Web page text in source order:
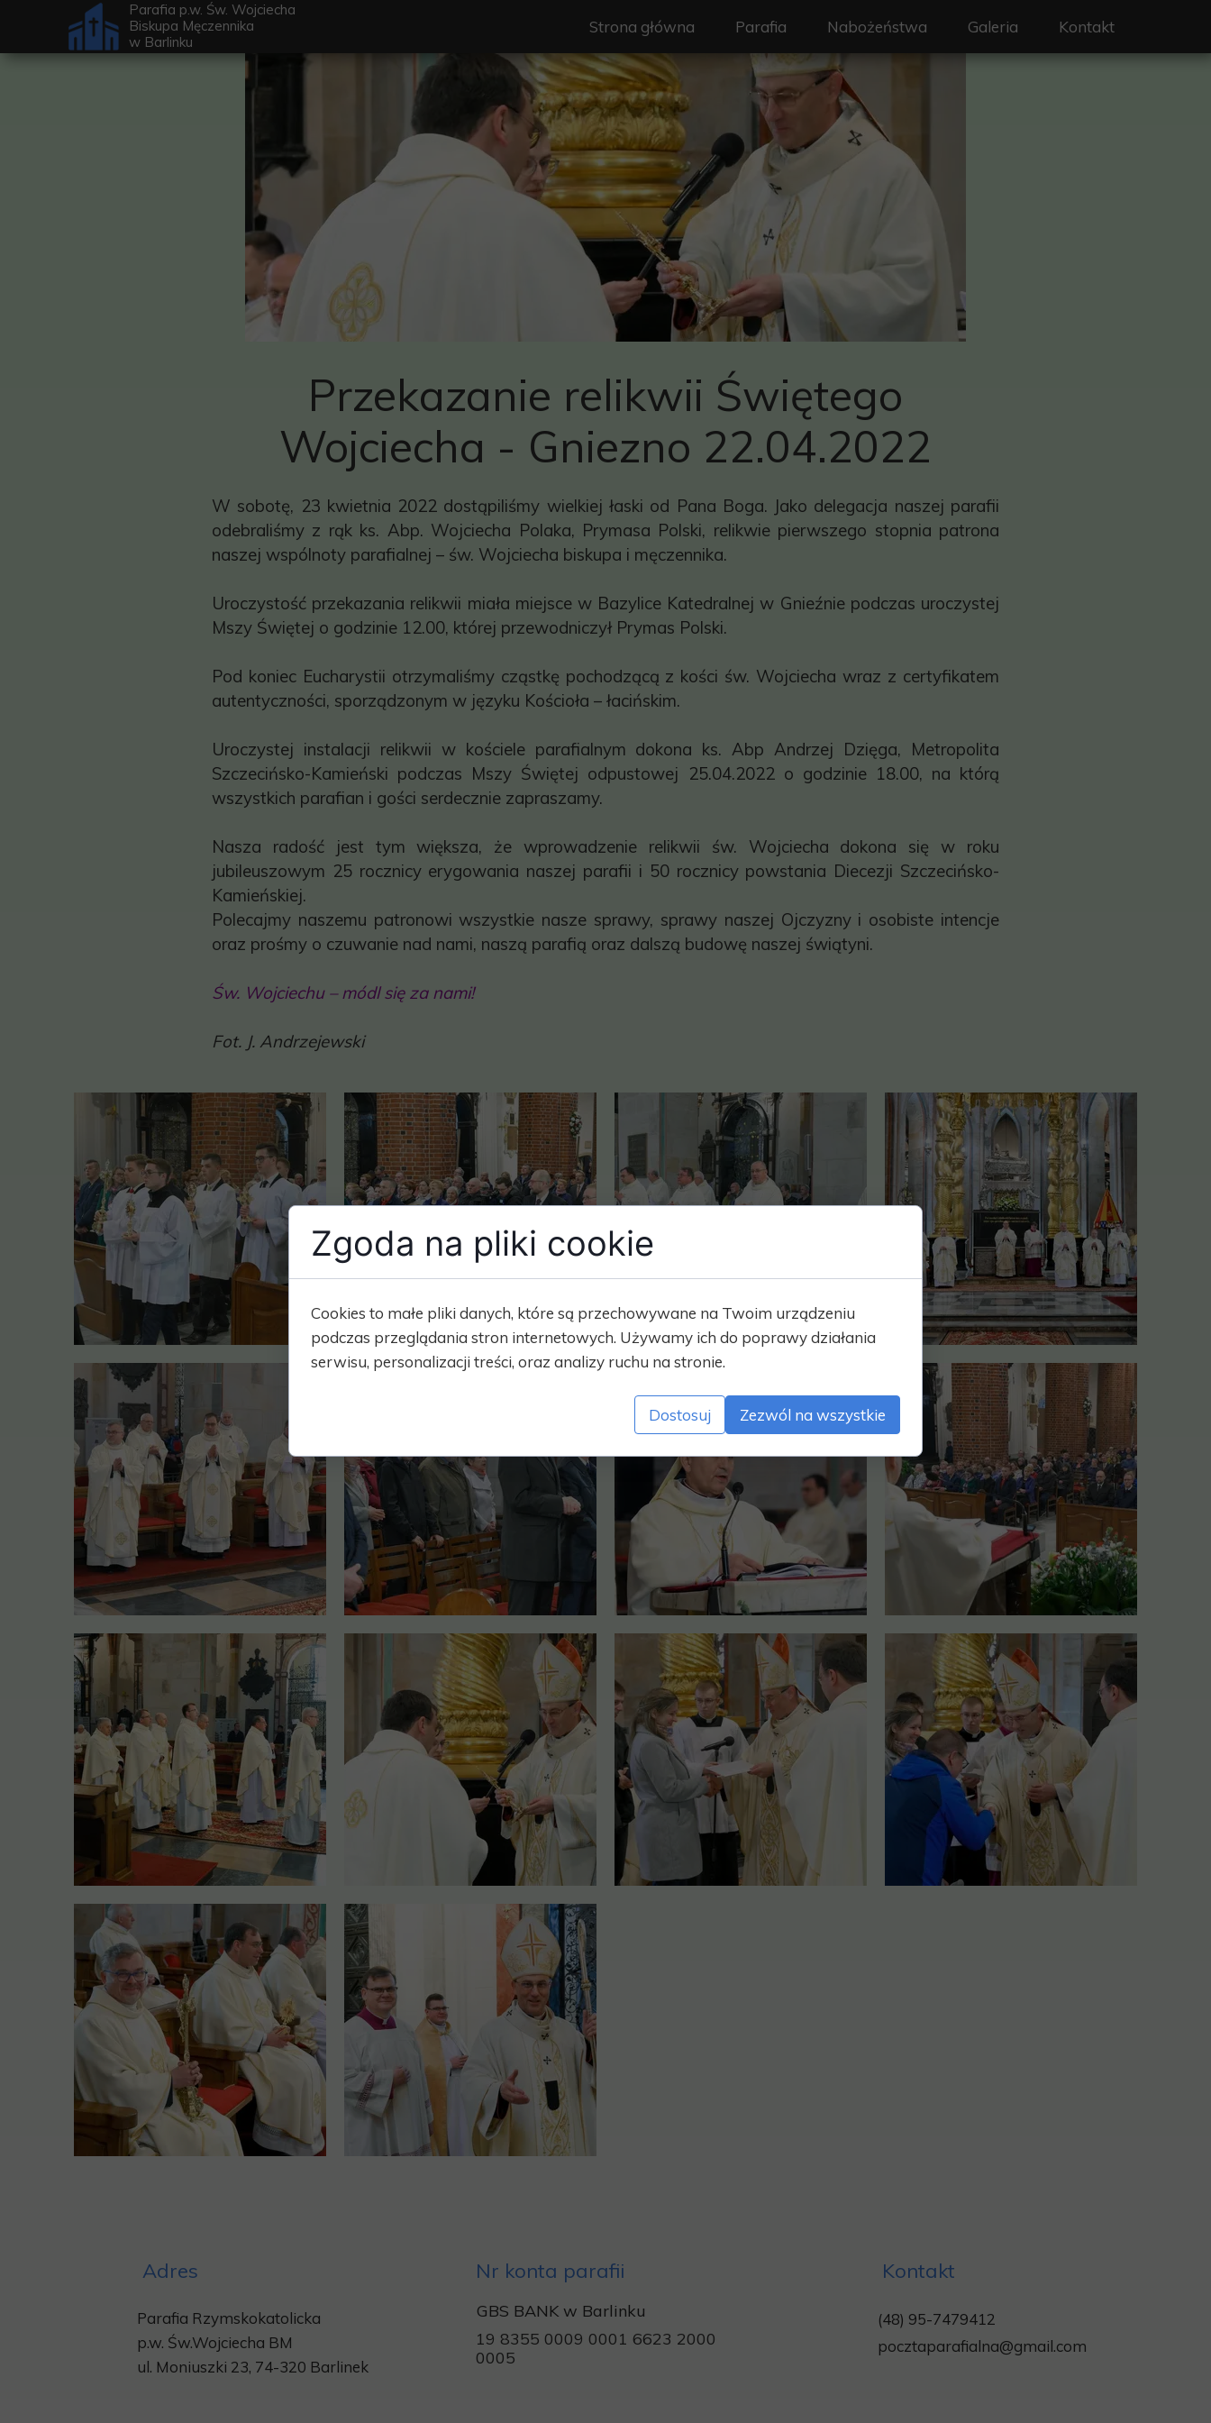
Parafia p.w. Św. Wojciecha
Biskupa Męczennika
w Barlinku
Strona główna Parafia
Nasz Patron - Święty Wojciech
Duszpasterze
Wspólnoty
Ogłoszenia
Granice parafialne
Historia
Standardy ochrony dzieci
Nabożeństwa
Liturgia i nabożeństwa
Intencje mszalne
Sakramenty
Galeria Kontakt
Przekazanie relikwii Świętego
Wojciecha - Gniezno 22.04.2022
W sobotę, 23 kwietnia 2022 dostąpiliśmy wielkiej łaski od Pana Boga. Jako delegacja naszej parafii
odebraliśmy z rąk ks. Abp. Wojciecha Polaka, Prymasa Polski, relikwie pierwszego stopnia patrona
naszej wspólnoty parafialnej – św. Wojciecha biskupa i męczennika.
Uroczystość przekazania relikwii miała miejsce w Bazylice Katedralnej w Gnieźnie podczas uroczystej
Mszy Świętej o godzinie 12.00, której przewodniczył Prymas Polski.
Pod koniec Eucharystii otrzymaliśmy cząstkę pochodzącą z kości św. Wojciecha wraz z certyfikatem
autentyczności, sporządzonym w języku Kościoła – łacińskim.
Uroczystej instalacji relikwii w kościele parafialnym dokona ks. Abp Andrzej Dzięga, Metropolita
Szczecińsko-Kamieński podczas Mszy Świętej odpustowej 25.04.2022 o godzinie 18.00, na którą
wszystkich parafian i gości serdecznie zapraszamy.
Nasza radość jest tym większa, że wprowadzenie relikwii św. Wojciecha dokona się w roku
jubileuszowym 25 rocznicy erygowania naszej parafii i 50 rocznicy powstania Diecezji Szczecińsko-
Kamieńskiej.
Polecajmy naszemu patronowi wszystkie nasze sprawy, sprawy naszej Ojczyzny i osobiste intencje
oraz prośmy o czuwanie nad nami, naszą parafią oraz dalszą budowę naszej świątyni.
Św. Wojciechu – módl się za nami!
Fot. J. Andrzejewski
Adres Kontakt
Parafia Rzymskokatolicka
p.w. Św.Wojciecha BM
ul. Moniuszki 23, 74-320 Barlinek
(48) 95-7479412
pocztaparafialna@gmail.com
Nr konta parafii
GBS BANK w Barlinku
19 8355 0009 0001 6623 2000
0005
Zgoda na pliki cookie
Cookies to małe pliki danych, które są przechowywane na Twoim urządzeniu
podczas przeglądania stron internetowych. Używamy ich do poprawy działania
serwisu, personalizacji treści, oraz analizy ruchu na stronie.
Dostosuj Zezwól na wszystkie